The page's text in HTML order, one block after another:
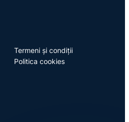
Termeni și condiții
Politica cookies